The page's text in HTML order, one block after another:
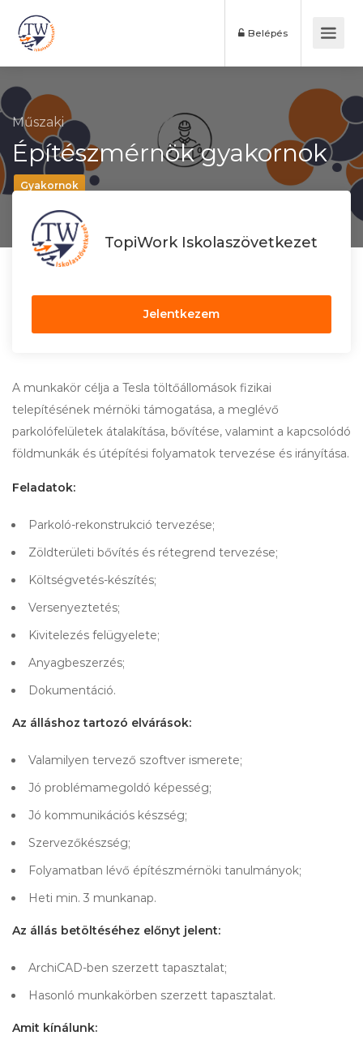
Belépés
Műszaki
Építészmérnök gyakornok
Gyakornok
TopiWork Iskolaszövetkezet
Jelentkezem
A munkakör célja a Tesla töltőállomások fizikai
telepítésének mérnöki támogatása, a meglévő
parkolófelületek átalakítása, bővítése, valamint a kapcsolódó
földmunkák és útépítési folyamatok tervezése és irányítása.
Feladatok:
Parkoló-rekonstrukció tervezése;
Zöldterületi bővítés és rétegrend tervezése;
Költségvetés-készítés;
Versenyeztetés;
Kivitelezés felügyelete;
Anyagbeszerzés;
Dokumentáció.
Az álláshoz tartozó elvárások:
Valamilyen tervező szoftver ismerete;
Jó problémamegoldó képesség;
Jó kommunikációs készség;
Szervezőkészség;
Folyamatban lévő építészmérnöki tanulmányok;
Heti min. 3 munkanap.
Az állás betöltéséhez előnyt jelent:
ArchiCAD-ben szerzett tapasztalat;
Hasonló munkakörben szerzett tapasztalat.
Amit kínálunk: